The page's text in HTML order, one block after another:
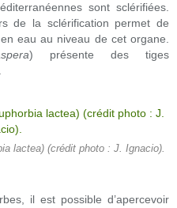
sont sclérifiées.
de la sclérification permet de
eau au niveau de cet organe.
) présente des tiges
lactea) (crédit photo : J. Ignacio).
il est possible d’apercevoir